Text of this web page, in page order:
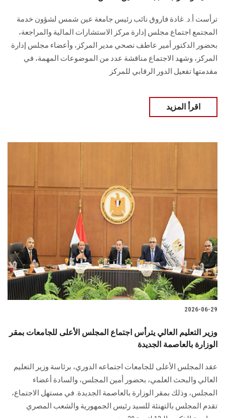
الزائـرون
سجل الان
ترأست أ.د. غادة فاروق نائب رئيس جامعة عين شمس لشؤون خدمة
المجتمع اجتماع مجلس إدارة مركز الاستشارات المالية والمراجعة،
بحضور الدكتور أمير عاطف نصحي مدير المركز، وأعضاء مجلس إدارة
المركز، وشهد الاجتماع مناقشة عدد من الموضوعات المهمة، في
مقدمتها تفعيل الدور الرقابي للمركز
اقرأ المزيد
2026-06-29
وزير التعليم العالي يترأس اجتماع المجلس الأعلى للجامعات بمقر
الوزارة بالعاصمة الجديدة
عقد المجلس الأعلى للجامعات اجتماعه الدوري، برئاسة وزير التعليم
العالي والبحث العلمي، بحضور أمين المجلس، والسادة أعضاء
المجلس، وذلك بمقر الوزارة بالعاصمة الجديدة. في مستهل الاجتماع،
تقدم المجلس بالتهنئة للسيد رئيس الجمهورية والشعب المصري